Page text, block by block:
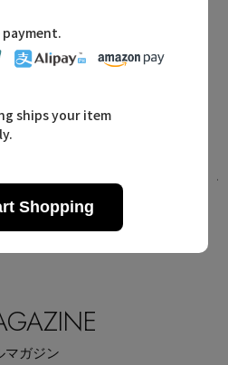
2026.08.07 UP
マガジン